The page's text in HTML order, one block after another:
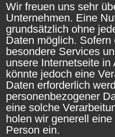
Wir freuen uns sehr
Unternehmen. Eine
grundsätzlich ohne
Daten möglich.
besondere Services
unsere Internetseite
könnte jedoch eine
Daten erforderlich
personenbezogener
eine solche
holen wir generell
Person ein.